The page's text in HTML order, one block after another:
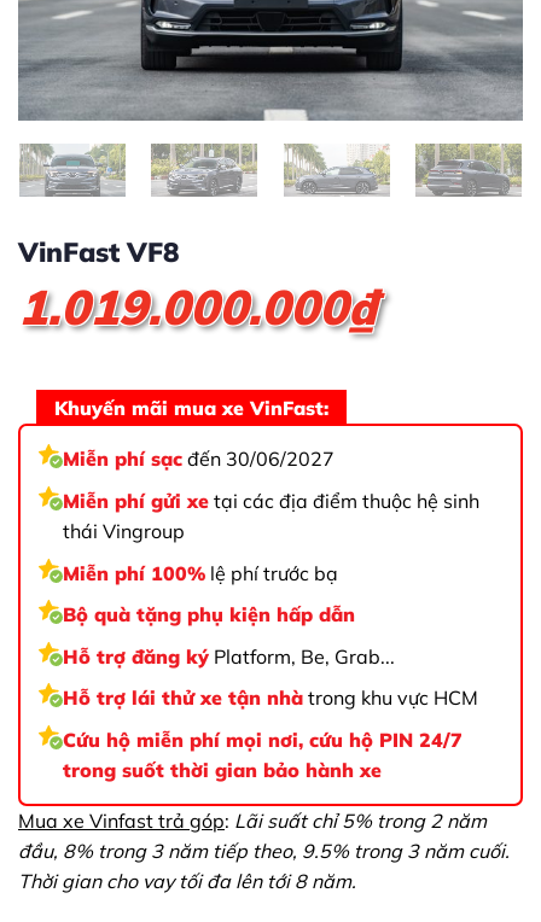
VinFast VF8
1.019.000.000₫
Khuyến mãi mua xe VinFast:
Miễn phí sạc đến 30/06/2027
Miễn phí gửi xe tại các địa điểm thuộc hệ sinh
thái Vingroup
Miễn phí 100% lệ phí trước bạ
Bộ quà tặng phụ kiện hấp dẫn
Hỗ trợ đăng ký Platform, Be, Grab...
Hỗ trợ lái thử xe tận nhà trong khu vực HCM
Cứu hộ miễn phí mọi nơi, cứu hộ PIN 24/7
trong suốt thời gian bảo hành xe
Mua xe Vinfast trả góp: Lãi suất chỉ 5% trong 2 năm
đầu, 8% trong 3 năm tiếp theo, 9.5% trong 3 năm cuối.
Thời gian cho vay tối đa lên tới 8 năm.